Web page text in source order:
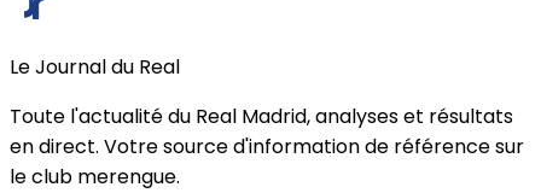
Le Journal du Real
Toute l'actualité du Real Madrid, analyses et résultats
en direct. Votre source d'information de référence sur
le club merengue.